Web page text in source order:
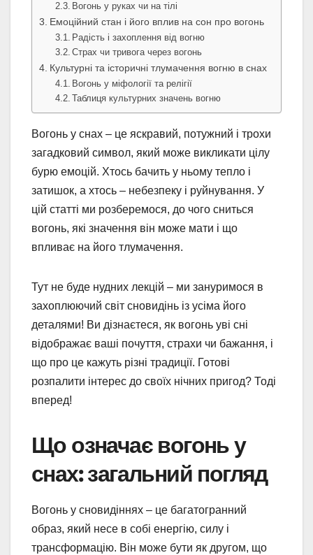
Вогонь у руках чи на тілі
Емоційний стан і його вплив на сон про вогонь
Радість і захоплення від вогню
Страх чи тривога через вогонь
Культурні та історичні тлумачення вогню в снах
Вогонь у міфології та релігії
Таблиця культурних значень вогню
Вогонь у снах – це яскравий, потужний і трохи
загадковий символ, який може викликати цілу
бурю емоцій. Хтось бачить у ньому тепло і
затишок, а хтось – небезпеку і руйнування. У
цій статті ми розберемося, до чого сниться
вогонь, які значення він може мати і що
впливає на його тлумачення.
Тут не буде нудних лекцій – ми зануримося в
захоплюючий світ сновидінь із усіма його
деталями! Ви дізнаєтеся, як вогонь уві сні
відображає ваші почуття, страхи чи бажання, і
що про це кажуть різні традиції. Готові
розпалити інтерес до своїх нічних пригод? Тоді
вперед!
Що означає вогонь у
снах: загальний погляд
Вогонь у сновидіннях – це багатогранний
образ, який несе в собі енергію, силу і
трансформацію. Він може бути як другом, що